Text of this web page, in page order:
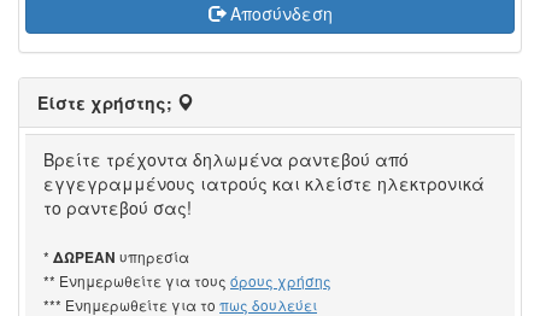
Αποσύνδεση
Είστε χρήστης;
Βρείτε τρέχοντα δηλωμένα ραντεβού από
εγγεγραμμένους ιατρούς και κλείστε ηλεκτρονικά
το ραντεβού σας!
* ΔΩΡΕΑΝ υπηρεσία
** Ενημερωθείτε για τους όρους χρήσης
*** Ενημερωθείτε για το πως δουλεύει